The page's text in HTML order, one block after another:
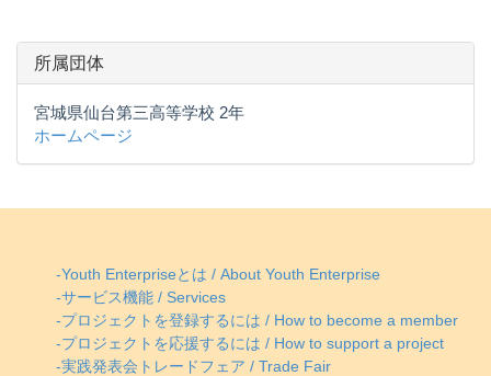
所属団体
宮城県仙台第三高等学校 2年
ホームページ
-Youth Enterpriseとは / About Youth Enterprise
-サービス機能 / Services
-プロジェクトを登録するには / How to become a member
-プロジェクトを応援するには / How to support a project
-実践発表会トレードフェア / Trade Fair